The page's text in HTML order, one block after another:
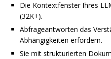
Die Kontextfenster Ihres
(32K+).
Abfrageantworten das
Abhängigkeiten erfordern.
Sie mit strukturierten